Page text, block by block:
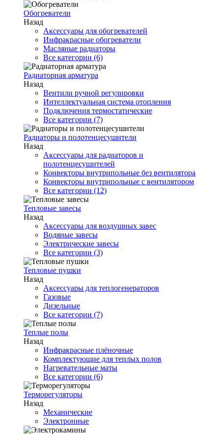
Обогреватели
Назад
Аксессуары для обогревателей
Инфракрасные обогреватели
Масляные радиаторы
Все категории (6)
Радиаторная арматура
Назад
Вентили ручной регулировки
Интеллектуальная система отопления
Подключения термостатические
Все категории (7)
Радиаторы и полотенцесушители
Назад
Аксессуары для радиаторов и
полотенцесушителей
Конвекторы внутрипольные без вентилятора
Конвекторы внутрипольные с вентилятором
Все категории (12)
Тепловые завесы
Назад
Аксессуары для воздушных завес
Водяные завесы
Электрические завесы
Все категории (3)
Тепловые пушки
Назад
Аксессуары для теплогенераторов
Газовые
Дизельные
Все категории (7)
Теплые полы
Назад
Инфракрасные плёночные
Комплектующие для теплых полов
Нагревательные маты
Все категории (6)
Терморегуляторы
Назад
Механические
Электронные